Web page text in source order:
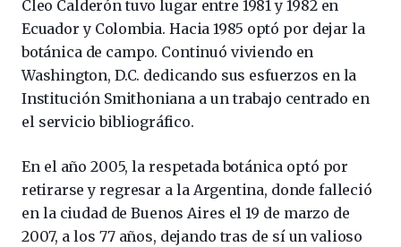
Cleo Calderón tuvo lugar entre 1981 y 1982 en
Ecuador y Colombia. Hacia 1985 optó por dejar la
botánica de campo. Continuó viviendo en
Washington, D.C. dedicando sus esfuerzos en la
Institución Smithoniana a un trabajo centrado en
el servicio bibliográfico.
En el año 2005, la respetada botánica optó por
retirarse y regresar a la Argentina, donde falleció
en la ciudad de Buenos Aires el 19 de marzo de
2007, a los 77 años, dejando tras de sí un valioso